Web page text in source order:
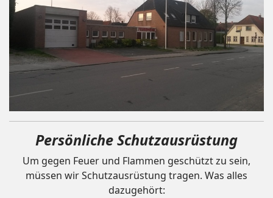
Persönliche Schutzausrüstung
Um gegen Feuer und Flammen geschützt zu sein,
müssen wir Schutzausrüstung tragen. Was alles
dazugehört: